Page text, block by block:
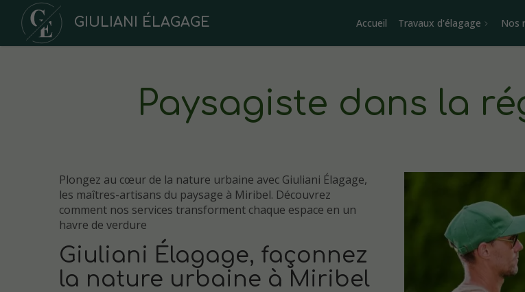
GIULIANI ÉLAGAGE Accueil Travaux d'élagage Nos
Paysagiste dans la
Plongez au cœur de la nature urbaine avec Giuliani Élagage,
les maîtres-artisans du paysage à Miribel. Découvrez
comment nos services transforment chaque espace en un
havre de verdure
Giuliani Élagage, façonnez
la nature urbaine à Miribel